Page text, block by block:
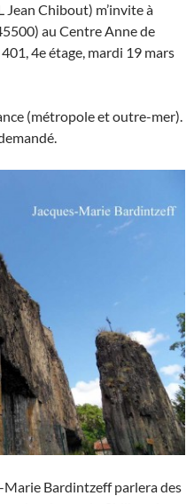
Jean Chibout) m’invite à
au Centre Anne de
4e étage, mardi 19 mars
(métropole et outre-mer).
Marie Bardintzeff parlera des